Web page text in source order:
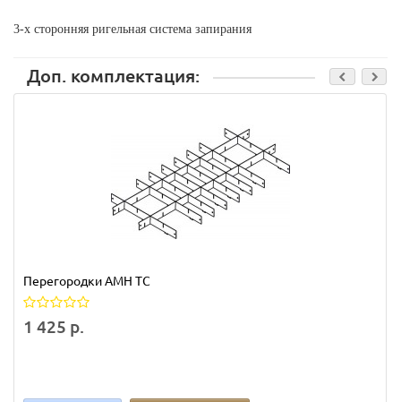
3-х сторонняя ригельная система запирания
Доп. комплектация:
Перегородки AMH TC
1 425 р.